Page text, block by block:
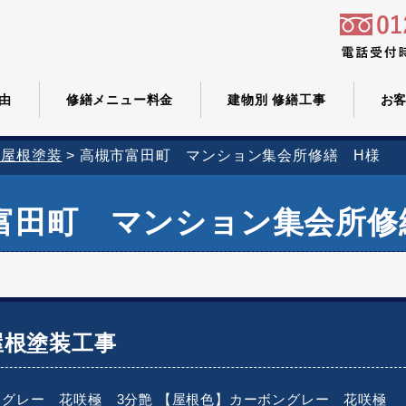
修繕メニュー料金 建物別 修繕工事 お
根塗装 > 高槻市富田町 マンション集会所修繕 H様
田町 マンション集会所
塗装工事
グレー 花咲極 3分艶 【屋根色】カーボングレー 花咲極